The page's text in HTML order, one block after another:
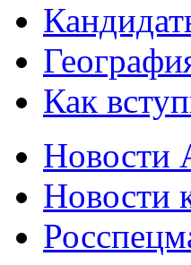
Как
Новости
Новости